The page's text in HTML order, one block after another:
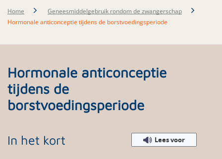
Home
Geneesmiddelgebruik rondom de zwangerschap
Hormonale anticonceptie tijdens de borstvoedingsperiode
Hormonale anticonceptie
tijdens de
borstvoedingsperiode
In het kort Lees voor